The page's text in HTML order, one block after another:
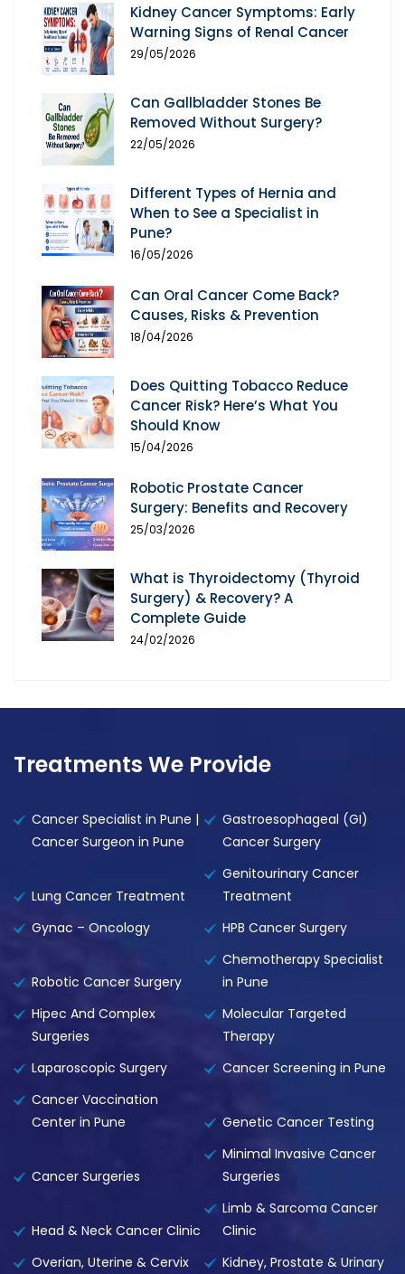
Kidney Cancer Symptoms: Early
Warning Signs of Renal Cancer
29/05/2026
Can Gallbladder Stones Be
Removed Without Surgery?
22/05/2026
Different Types of Hernia and
When to See a Specialist in
Pune?
16/05/2026
Can Oral Cancer Come Back?
Causes, Risks & Prevention
18/04/2026
Does Quitting Tobacco Reduce
Cancer Risk? Here’s What You
Should Know
15/04/2026
Robotic Prostate Cancer
Surgery: Benefits and Recovery
25/03/2026
What is Thyroidectomy (Thyroid
Surgery) & Recovery? A
Complete Guide
24/02/2026
Treatments We Provide
Cancer Specialist in Pune |
Cancer Surgeon in Pune
Gastroesophageal (GI)
Cancer Surgery
Lung Cancer Treatment
Genitourinary Cancer
Treatment
Gynac – Oncology
HPB Cancer Surgery
Robotic Cancer Surgery
Chemotherapy Specialist
in Pune
Hipec And Complex
Surgeries
Molecular Targeted
Therapy
Laparoscopic Surgery
Cancer Screening in Pune
Cancer Vaccination
Center in Pune
Genetic Cancer Testing
Cancer Surgeries
Minimal Invasive Cancer
Surgeries
Head & Neck Cancer Clinic
Limb & Sarcoma Cancer
Clinic
Overian, Uterine & Cervix
Kidney, Prostate & Urinary